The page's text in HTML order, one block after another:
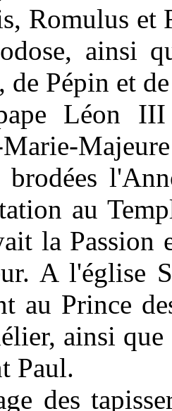
Romulus et
ainsi
de Pépin et
Léon
Marie-
brodées
au
la Passion
A l'église
au Prince
ainsi
Paul.
des